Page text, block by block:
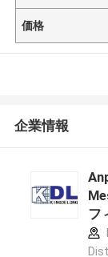
価格
企業情報
フ